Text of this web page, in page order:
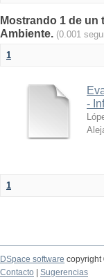
Mostrando 1 de
Ambiente. (0.001
1
-
1
DSpace software copyright
Contacto
Sugerencias